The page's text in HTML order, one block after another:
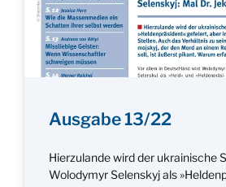
Ausgabe 13/22
Hierzulande wird der ukrainische
Wolodymyr Selenskyj als